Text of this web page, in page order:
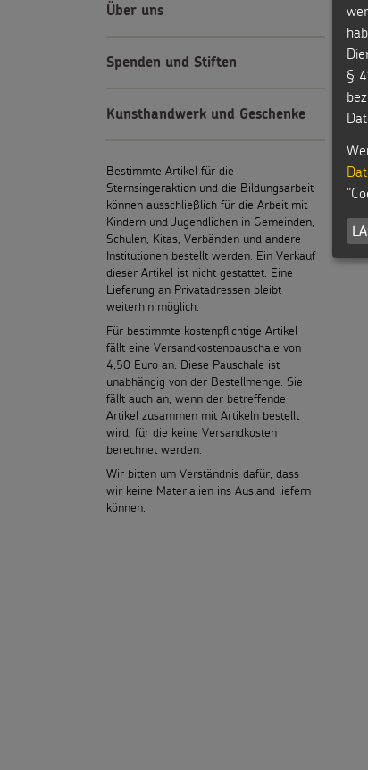
Über uns
Spenden und Stiften
Kunsthandwerk und Geschenke
Bestimmte Artikel für die
Sternsingeraktion und die Bildungsarbeit
können ausschließlich für die Arbeit mit
Kindern und Jugendlichen in Gemeinden,
Schulen, Kitas, Verbänden und andere
Institutionen bestellt werden. Ein Verkauf
dieser Artikel ist nicht gestattet. Eine
Lieferung an Privatadressen bleibt
weiterhin möglich.
Für bestimmte kostenpflichtige Artikel
fällt eine Versandkostenpauschale von
4,50 Euro an. Diese Pauschale ist
unabhängig von der Bestellmenge. Sie
fällt auch an, wenn der betreffende
Artikel zusammen mit Artikeln bestellt
wird, für die keine Versandkosten
berechnet werden.
Wir bitten um Verständnis dafür, dass
wir keine Materialien ins Ausland liefern
können.
§